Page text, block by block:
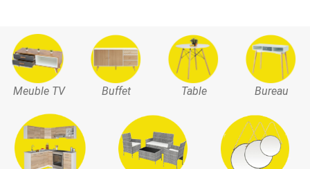
Meuble TV Buffet Table Bureau